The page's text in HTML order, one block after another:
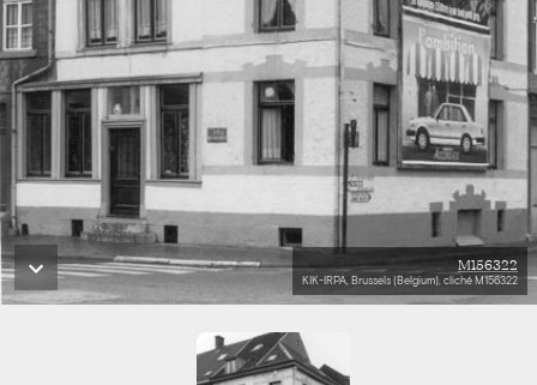
M156322
KIK-IRPA, Brussels (Belgium), cliché M156322